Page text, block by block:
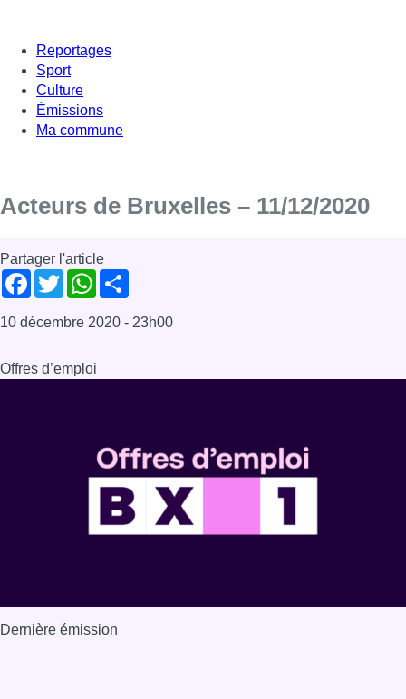
Reportages
Sport
Culture
Émissions
Ma commune
Acteurs de Bruxelles – 11/12/2020
Partager l'article
Facebook
TwitterWhatsApp
10 décembre 2020 - 23h00
Offres d’emploi
Dernière émission